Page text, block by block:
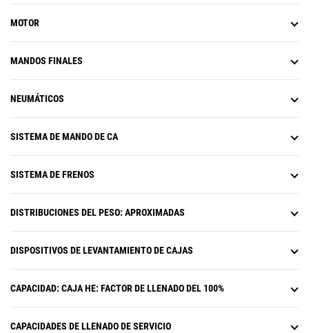
MOTOR
MANDOS FINALES
NEUMÁTICOS
SISTEMA DE MANDO DE CA
SISTEMA DE FRENOS
DISTRIBUCIONES DEL PESO: APROXIMADAS
DISPOSITIVOS DE LEVANTAMIENTO DE CAJAS
CAPACIDAD: CAJA HE: FACTOR DE LLENADO DEL 100%
CAPACIDADES DE LLENADO DE SERVICIO